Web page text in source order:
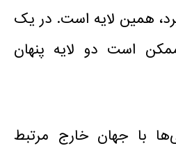
همین لایه است. در یک
است دو لایه پنهان
با جهان خارج مرتبط